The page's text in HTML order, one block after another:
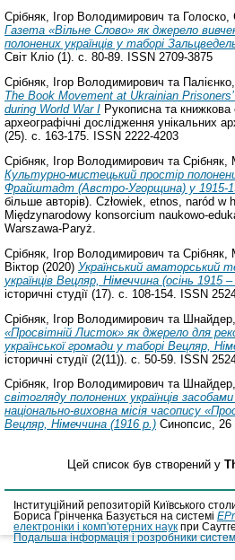
Срібняк, Ігор Володимирович та Голоско,
Газета «Вільне Слово» як джерело
полонених українців у таборі
Світ Кліо (1). с. 80-89. ISSN 2709-3875
Срібняк, Ігор Володимирович та
The Book Movement at Ukrainian
during World War I Рукописна та
археографічні дослідження унікальних
(25). с. 163-175. ISSN 2222-4203
Срібняк, Ігор Володимирович та Срібняк,
Культурно-мистецький простір
Фрайштадт (Австро-Угорщина) у 1915-
більше авторів). Człowiek, etnos, naród w
Międzynarodowy konsorcium naukowo-
Warszawa-Paryż.
Срібняк, Ігор Володимирович та Срібняк,
Віктор (2020) Український аматорський
українців Вецляр, Німеччина (осінь 1915
історичні студії (17). с. 108-154. ISSN
Срібняк, Ігор Володимирович та Шнайдер,
«Просвітній Листок» як джерело для
української громади у таборі Вецляр,
історичні студії (2(11)). с. 50-59. ISSN
Срібняк, Ігор Володимирович та
світогляду полонених українців
національно-виховна місія часопису
Вецляр, Німеччина (1916 р.) Синопсис, 26
Цей список був створений у
Інституційний репозиторій Київського
Бориса Грінченка Базується на системі
електроніки і комп'ютерних наук при
Подальша інформація і розробники